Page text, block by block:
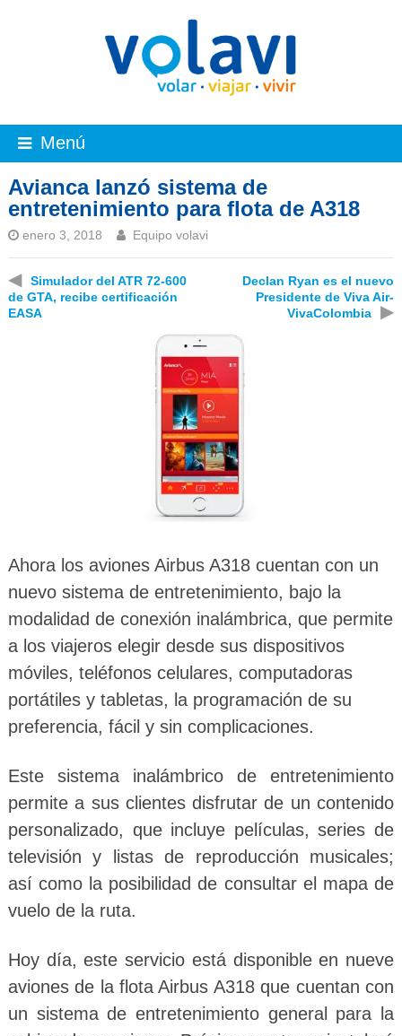
Menú
Avianca lanzó sistema de
entretenimiento para flota de A318
enero 3, 2018 Equipo volavi
◀
Simulador del ATR 72-600
de GTA, recibe certificación
EASA
Declan Ryan es el nuevo
Presidente de Viva Air-
VivaColombia
▶
Ahora los aviones Airbus A318 cuentan con un
nuevo sistema de entretenimiento, bajo la
modalidad de conexión inalámbrica, que permite
a los viajeros elegir desde sus dispositivos
móviles, teléfonos celulares, computadoras
portátiles y tabletas, la programación de su
preferencia, fácil y sin complicaciones.
Este sistema inalámbrico de entretenimiento
permite a sus clientes disfrutar de un contenido
personalizado, que incluye películas, series de
televisión y listas de reproducción musicales;
así como la posibilidad de consultar el mapa de
vuelo de la ruta.
Hoy día, este servicio está disponible en nueve
aviones de la flota Airbus A318 que cuentan con
un sistema de entretenimiento general para la